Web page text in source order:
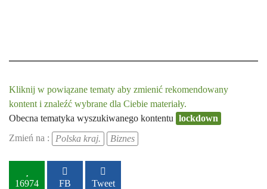
Kliknij w powiązane tematy aby zmienić rekomendowany
kontent i znaleźć wybrane dla Ciebie materiały.
Obecna tematyka wyszukiwanego kontentu lockdown
Zmień na :
Polska kraj. Biznes
16974 FB Tweet